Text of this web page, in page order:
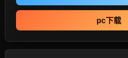
pc下载